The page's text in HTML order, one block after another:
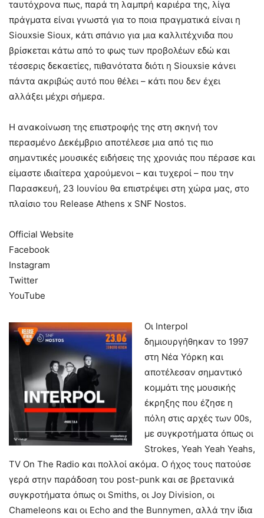
ταυτόχρονα πως, παρά τη λαμπρή καριέρα της, λίγα
πράγματα είναι γνωστά για το ποια πραγματικά είναι η
Siouxsie Sioux, κάτι σπάνιο για μια καλλιτέχνιδα που
βρίσκεται κάτω από το φως των προβολέων εδώ και
τέσσερις δεκαετίες, πιθανότατα διότι η Siouxsie κάνει
πάντα ακριβώς αυτό που θέλει – κάτι που δεν έχει
αλλάξει μέχρι σήμερα.
Η ανακοίνωση της επιστροφής της στη σκηνή τον
περασμένο Δεκέμβριο αποτέλεσε μια από τις πιο
σημαντικές μουσικές ειδήσεις της χρονιάς που πέρασε και
είμαστε ιδιαίτερα χαρούμενοι – και τυχεροί – που την
Παρασκευή, 23 Ιουνίου θα επιστρέψει στη χώρα μας, στο
πλαίσιο του Release Athens x SNF Nostos.
Official Website
Facebook
Instagram
Twitter
YouTube
Οι Interpol
δημιουργήθηκαν το 1997
στη Νέα Υόρκη και
αποτέλεσαν σημαντικό
κομμάτι της μουσικής
έκρηξης που έζησε η
πόλη στις αρχές των 00s,
με συγκροτήματα όπως οι
Strokes, Yeah Yeah Yeahs,
TV On The Radio και πολλοί ακόμα. Ο ήχος τους πατούσε
γερά στην παράδοση του post-punk και σε βρετανικά
συγκροτήματα όπως οι Smiths, οι Joy Division, οι
Chameleons και οι Echo and the Bunnymen, αλλά την ίδια